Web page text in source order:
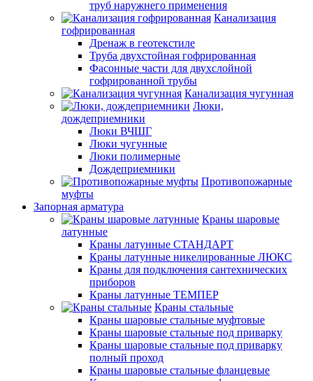
труб наружнего применения
Канализация
гофрированная
Дренаж в геотекстиле
Труба двухстойная гофрированная
Фасонные части для двухслойной
гофрированной трубы
Канализация чугунная
Люки,
дождеприемники
Люки ВЧШГ
Люки чугунные
Люки полимерные
Дождеприемники
Противопожарные
муфты
Запорная арматура
Краны шаровые
латунные
Краны латунные СТАНДАРТ
Краны латунные никелированные ЛЮКС
Краны для подключения сантехнических
приборов
Краны латунные ТЕМПЕР
Краны стальные
Краны шаровые стальные муфтовые
Краны шаровые стальные под приварку
Краны шаровые стальные под приварку
полный проход
Краны шаровые стальные фланцевые